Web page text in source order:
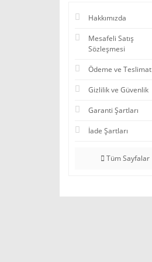
Hakkımızda
Mesafeli Satış
Sözleşmesi
Ödeme ve Teslimat
Gizlilik ve Güvenlik
Garanti Şartları
İade Şartları
Tüm Sayfalar